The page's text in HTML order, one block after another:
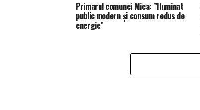
Primarul comunei Mica: ”Iluminat
public modern și consum redus de
energie”